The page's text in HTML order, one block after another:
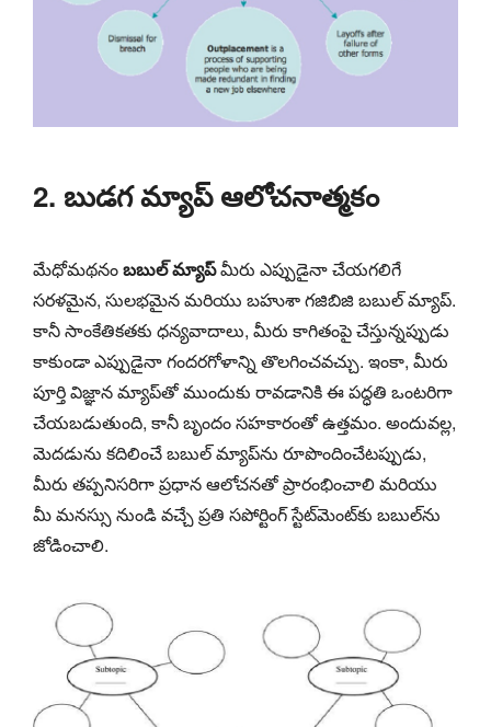
2. బుడగ మ్యాప్ ఆలోచనాత్మకం
మేధోమథనంబబుల్ మ్యాప్మీరు ఎప్పుడైనా చేయగలిగే
సరళమైన, సులభమైన మరియు బహుశా గజిబిజి బబుల్ మ్యాప్.
కానీ సాంకేతికతకు ధన్యవాదాలు, మీరు కాగితంపై చేస్తున్నప్పుడు
కాకుండా ఎప్పుడైనా గందరగోళాన్ని తొలగించవచ్చు. ఇంకా, మీరు
పూర్తి విజ్ఞాన మ్యాప్‌తో ముందుకు రావడానికి ఈ పద్ధతి ఒంటరిగా
చేయబడుతుంది, కానీ బృందం సహకారంతో ఉత్తమం. అందువల్ల,
మెదడును కదిలించే బబుల్ మ్యాప్‌ను రూపొందించేటప్పుడు,
మీరు తప్పనిసరిగా ప్రధాన ఆలోచనతో ప్రారంభించాలి మరియు
మీ మనస్సు నుండి వచ్చే ప్రతి సపోర్టింగ్ స్టేట్‌మెంట్‌కు బబుల్‌ను
జోడించాలి.